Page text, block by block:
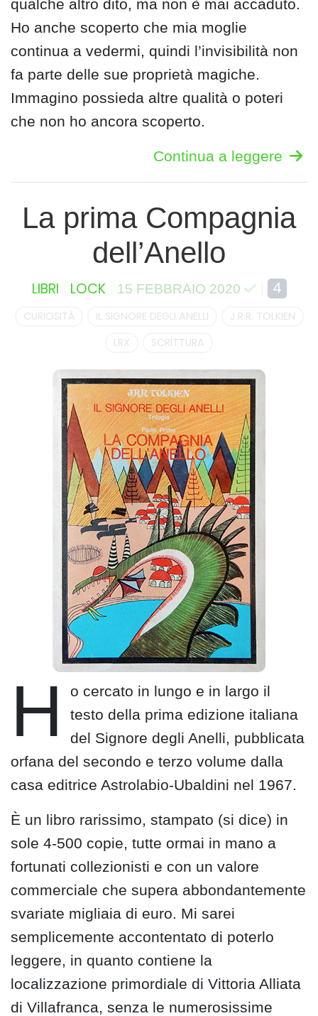
qualche altro dito, ma non è mai accaduto.
Ho anche scoperto che mia moglie
continua a vedermi, quindi l’invisibilità non
fa parte delle sue proprietà magiche.
Immagino possieda altre qualità o poteri
che non ho ancora scoperto.
Continua a leggere
La prima Compagnia
dell’Anello
LIBRI LOCK 15 FEBBRAIO 2020 4
CURIOSITÀ IL SIGNORE DEGLI ANELLI
J.R.R. TOLKIEN
LRX
SCRITTURA
H
o cercato in lungo e in largo il
testo della prima edizione italiana
del Signore degli Anelli, pubblicata
orfana del secondo e terzo volume dalla
casa editrice Astrolabio-Ubaldini nel 1967.
È un libro rarissimo, stampato (si dice) in
sole 4-500 copie, tutte ormai in mano a
fortunati collezionisti e con un valore
commerciale che supera abbondantemente
svariate migliaia di euro. Mi sarei
semplicemente accontentato di poterlo
leggere, in quanto contiene la
localizzazione primordiale di Vittoria Alliata
di Villafranca, senza le numerosissime